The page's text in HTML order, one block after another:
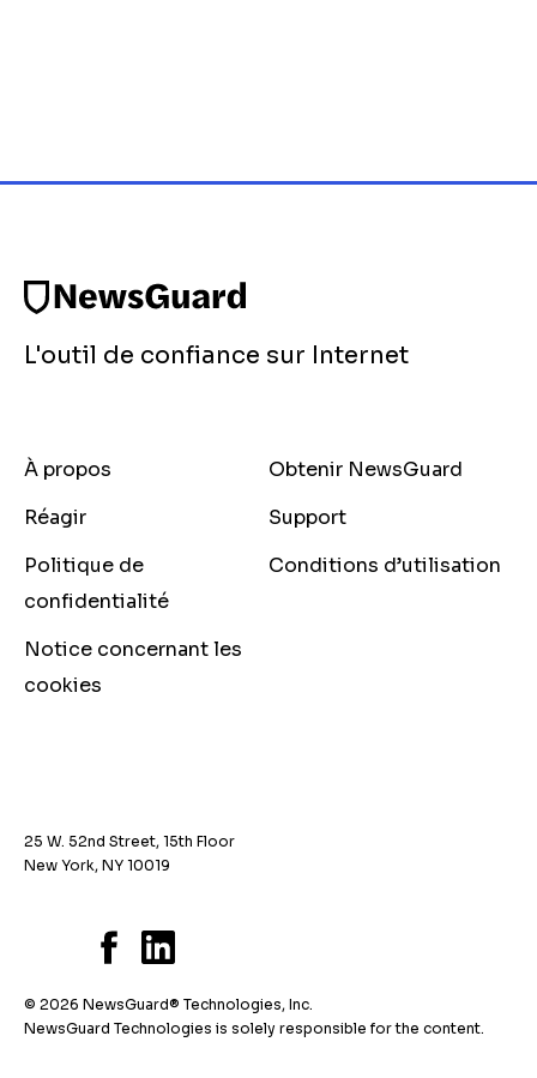
L'outil de confiance sur Internet
À propos
Obtenir NewsGuard
Réagir
Support
Politique de
confidentialité
Conditions d’utilisation
Notice concernant les
cookies
25 W. 52nd Street, 15th Floor
New York, NY 10019
© 2026 NewsGuard® Technologies, Inc.
NewsGuard Technologies is solely responsible for the content.